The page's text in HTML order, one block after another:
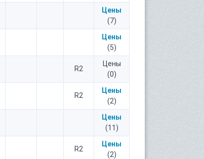
Цены
(7)
Цены
(5)
R2
Цены
(0)
R2
Цены
(2)
Цены
(11)
R2
Цены
(2)